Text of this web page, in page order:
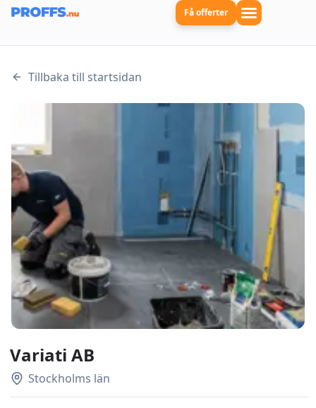
Få offerter
Tillbaka till startsidan
Variati AB
Stockholms län